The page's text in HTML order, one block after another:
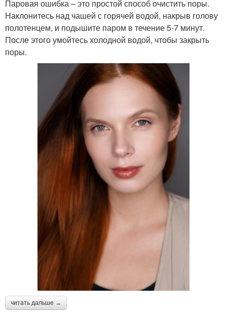
Паровая ошибка – это простой способ очистить поры.
Наклонитесь над чашей с горячей водой, накрыв голову
полотенцем, и подышите паром в течение 5-7 минут.
После этого умойтесь холодной водой, чтобы закрыть
поры.
читать дальше →